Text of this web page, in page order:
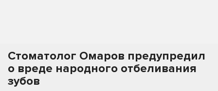
Стоматолог Омаров предупредил
о вреде народного отбеливания
зубов